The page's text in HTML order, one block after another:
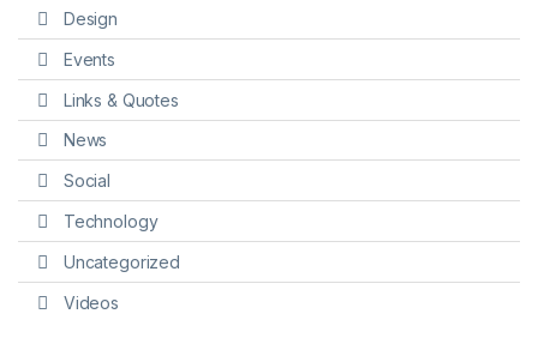
Design
Events
Links & Quotes
News
Social
Technology
Uncategorized
Videos